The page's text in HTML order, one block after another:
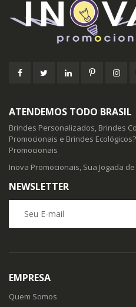
ATENDEMOS TODO BRASIL
Brindes Personalizados, Brindes
Promocionais e Brindes
Promocionais
Inova Promocionais, Sua Jogada
NEWSLETTER
EMPRESA
Quem Somos